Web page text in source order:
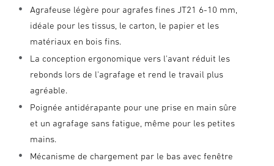
Agrafeuse légère pour agrafes fines JT21 6-10 mm,
idéale pour les tissus, le carton, le papier et les
matériaux en bois fins.
La conception ergonomique vers l'avant réduit les
rebonds lors de l'agrafage et rend le travail plus
agréable.
Poignée antidérapante pour une prise en main sûre
et un agrafage sans fatigue, même pour les petites
mains.
Mécanisme de chargement par le bas avec fenêtre